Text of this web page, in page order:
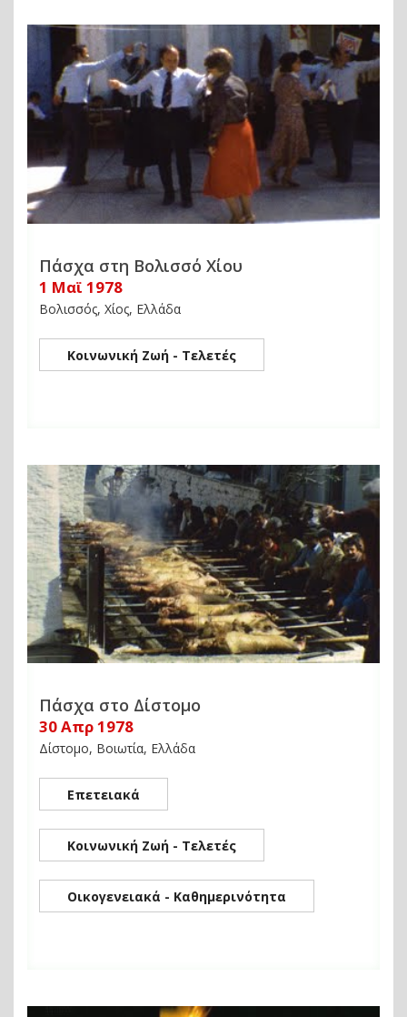
Πάσχα στη Βολισσό Χίου
1 Μαϊ 1978
Βολισσός, Χίος, Ελλάδα
Κοινωνική Ζωή - Τελετές
Πάσχα στο Δίστομο
30 Απρ 1978
Δίστομο, Βοιωτία, Ελλάδα
Επετειακά
Κοινωνική Ζωή - Τελετές
Οικογενειακά - Καθημερινότητα